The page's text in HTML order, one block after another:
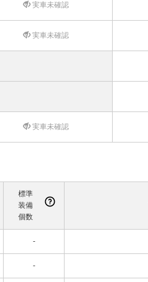
実車未確認
実車未確認
実車未確認
標準
装備
個数
-
-